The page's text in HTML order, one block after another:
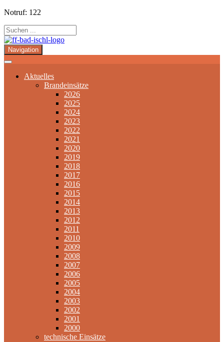
Notruf: 122
Navigation
Aktuelles
Brandeinsätze
2026
2025
2024
2023
2022
2021
2020
2019
2018
2017
2016
2015
2014
2013
2012
2011
2010
2009
2008
2007
2006
2005
2004
2003
2002
2001
2000
technische Einsätze